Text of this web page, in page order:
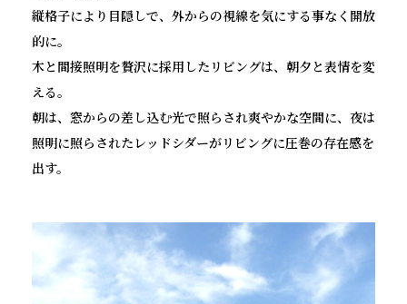
縦格子により目隠しで、外からの視線を気にする事なく開放
的に。
木と間接照明を贅沢に採用したリビングは、朝夕と表情を変
える。
朝は、窓からの差し込む光で照らされ爽やかな空間に、夜は
照明に照らされたレッドシダーがリビングに圧巻の存在感を
出す。